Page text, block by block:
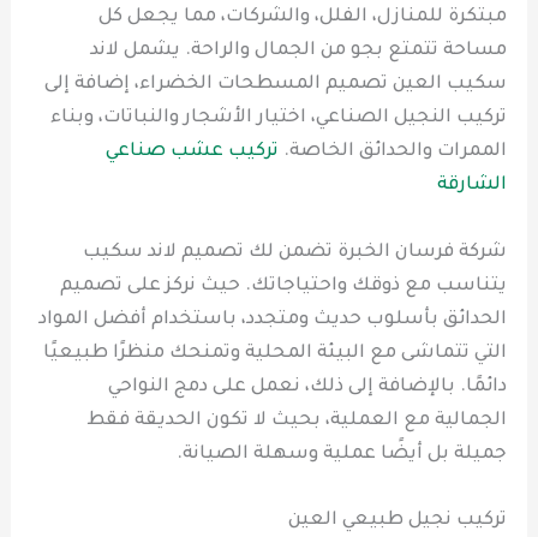
مبتكرة للمنازل، الفلل، والشركات، مما يجعل كل
مساحة تتمتع بجو من الجمال والراحة. يشمل لاند
سكيب العين تصميم المسطحات الخضراء، إضافة إلى
تركيب النجيل الصناعي، اختيار الأشجار والنباتات، وبناء
الممرات والحدائق الخاصة. تركيب عشب صناعي
الشارقة
شركة فرسان الخبرة تضمن لك تصميم لاند سكيب
يتناسب مع ذوقك واحتياجاتك. حيث نركز على تصميم
الحدائق بأسلوب حديث ومتجدد، باستخدام أفضل المواد
التي تتماشى مع البيئة المحلية وتمنحك منظرًا طبيعيًا
دائمًا. بالإضافة إلى ذلك، نعمل على دمج النواحي
الجمالية مع العملية، بحيث لا تكون الحديقة فقط
جميلة بل أيضًا عملية وسهلة الصيانة.
تركيب نجيل طبيعي العين